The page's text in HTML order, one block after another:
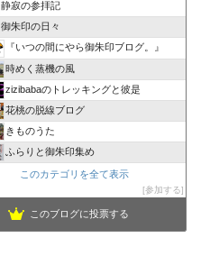
静寂の参拝記
御朱印の日々
『いつの間にやら御朱印ブログ。』
時めく蒸機の風
zizibabaのトレッキングと彼是
花桃の脱線ブログ
きものうた
ふらりと御朱印集め
このカテゴリを全て表示
参加する
このブログに投票する